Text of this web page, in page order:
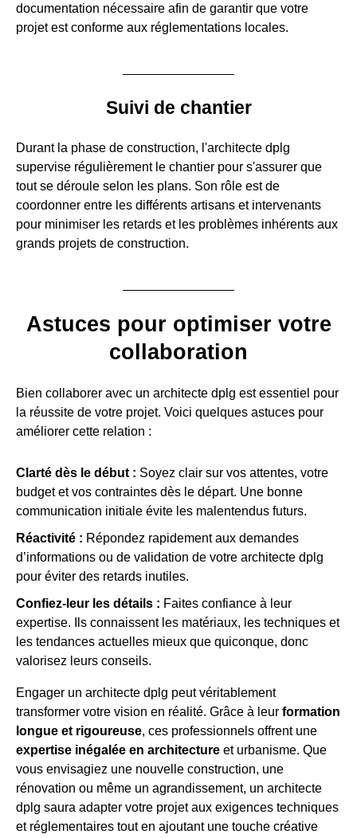
documentation nécessaire afin de garantir que votre
projet est conforme aux réglementations locales.
Suivi de chantier
Durant la phase de construction, l'architecte dplg
supervise régulièrement le chantier pour s'assurer que
tout se déroule selon les plans. Son rôle est de
coordonner entre les différents artisans et intervenants
pour minimiser les retards et les problèmes inhérents aux
grands projets de construction.
Astuces pour optimiser votre
collaboration
Bien collaborer avec un architecte dplg est essentiel pour
la réussite de votre projet. Voici quelques astuces pour
améliorer cette relation :
Clarté dès le début : Soyez clair sur vos attentes, votre
budget et vos contraintes dès le départ. Une bonne
communication initiale évite les malentendus futurs.
Réactivité : Répondez rapidement aux demandes
d’informations ou de validation de votre architecte dplg
pour éviter des retards inutiles.
Confiez-leur les détails : Faites confiance à leur
expertise. Ils connaissent les matériaux, les techniques et
les tendances actuelles mieux que quiconque, donc
valorisez leurs conseils.
Engager un architecte dplg peut véritablement
transformer votre vision en réalité. Grâce à leur formation
longue et rigoureuse, ces professionnels offrent une
expertise inégalée en architecture et urbanisme. Que
vous envisagiez une nouvelle construction, une
rénovation ou même un agrandissement, un architecte
dplg saura adapter votre projet aux exigences techniques
et réglementaires tout en ajoutant une touche créative